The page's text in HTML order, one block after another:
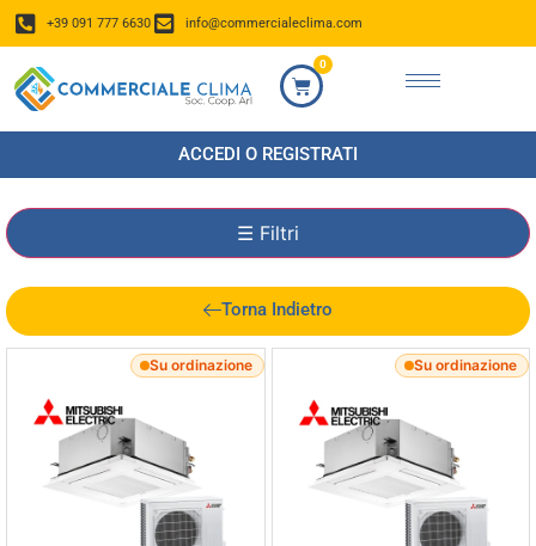
+39 091 777 6630 info@commercialeclima.com
0
ACCEDI O REGISTRATI
Torna Indietro
☰ Filtri
Su ordinazione Su ordinazione